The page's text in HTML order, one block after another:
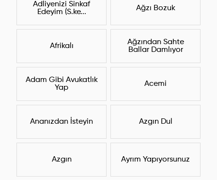
Adliyenizi Sinkaf
Edeyim (S.ke...
Ağzı Bozuk
Afrikalı
Ağzından Sahte
Ballar Damlıyor
Adam Gibi Avukatlık
Yap
Acemi
Ananızdan İsteyin Azgın Dul
Azgın Ayrım Yapıyorsunuz